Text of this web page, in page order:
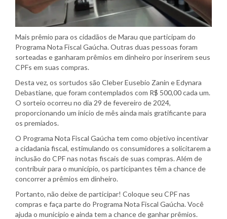
Mais prêmio para os cidadãos de Marau que participam do
Programa Nota Fiscal Gaúcha. Outras duas pessoas foram
sorteadas e ganharam prêmios em dinheiro por inserirem seus
CPFs em suas compras.
Desta vez, os sortudos são Cleber Eusebio Zanin e Edynara
Debastiane, que foram contemplados com R$ 500,00 cada um.
O sorteio ocorreu no dia 29 de fevereiro de 2024,
proporcionando um início de mês ainda mais gratificante para
os premiados.
O Programa Nota Fiscal Gaúcha tem como objetivo incentivar
a cidadania fiscal, estimulando os consumidores a solicitarem a
inclusão do CPF nas notas fiscais de suas compras. Além de
contribuir para o município, os participantes têm a chance de
concorrer a prêmios em dinheiro.
Portanto, não deixe de participar! Coloque seu CPF nas
compras e faça parte do Programa Nota Fiscal Gaúcha. Você
ajuda o município e ainda tem a chance de ganhar prêmios.